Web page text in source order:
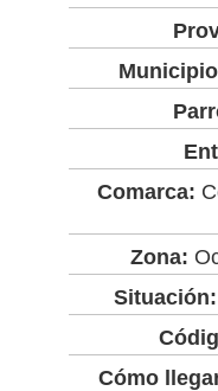
Comarca:
Zona:
Situación:
Cómo